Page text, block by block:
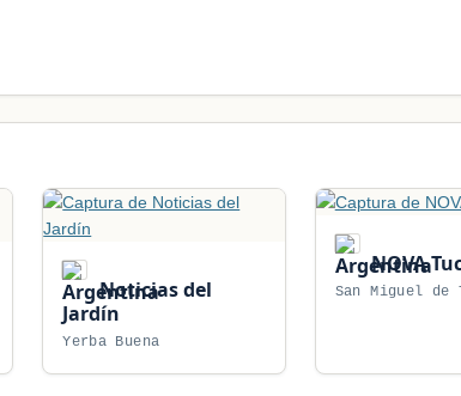
Noticias del
Jardín
Yerba Buena
NOVA
San Miguel de